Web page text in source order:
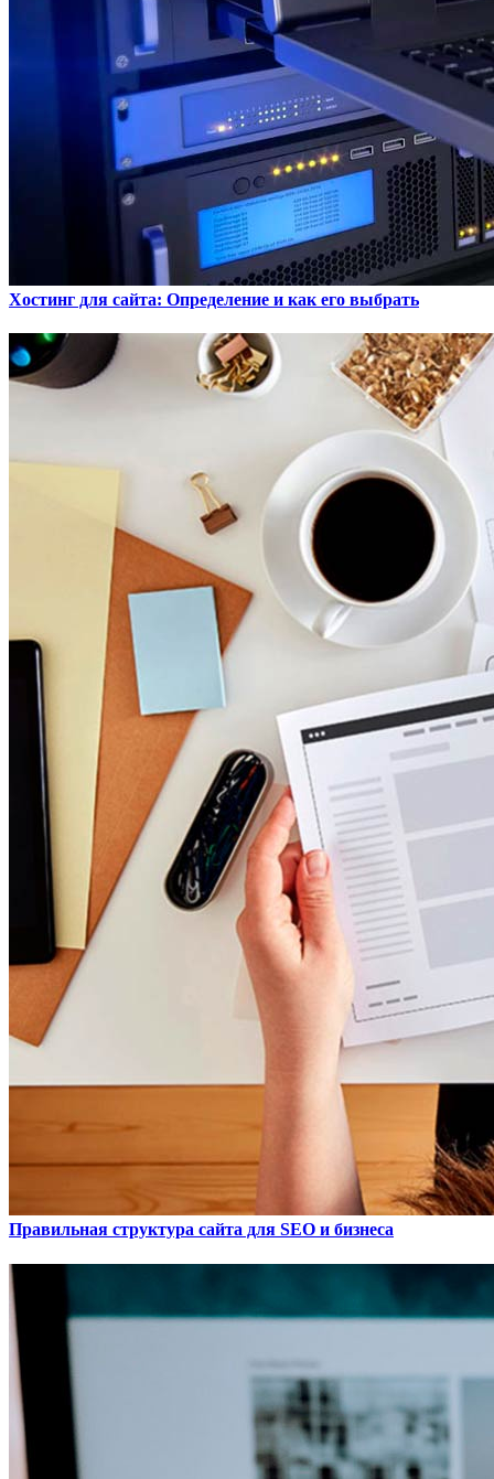
Хостинг для сайта: Определение и как его выбрать
Правильная структура сайта для SEO и бизнеса